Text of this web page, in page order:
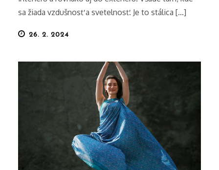
sa žiada vzdušnosť a svetelnosť. Je to stálica […]
Posted
26. 2. 2024